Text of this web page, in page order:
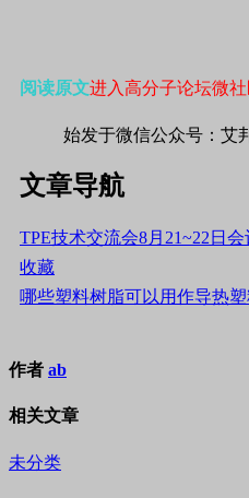
阅读原文进入高分子论坛微社
始发于微信公众号：艾
文章导航
TPE技术交流会8月21~22日
收藏
哪些塑料树脂可以用作导热塑
作者 ab
相关文章
未分类